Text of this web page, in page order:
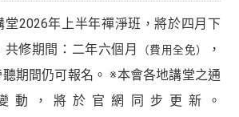
堂2026年上半年禪淨班，將於四月下
修期間：二年六個月
（費用全免）
，
期間仍可報名。 ※本會各地講堂之通
動，將於官網同步更新。